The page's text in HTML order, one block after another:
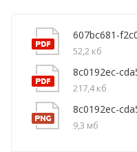
607bc681-
52,2 кб
8c0192ec-
217,4 кб
8c0192ec-
9,3 мб